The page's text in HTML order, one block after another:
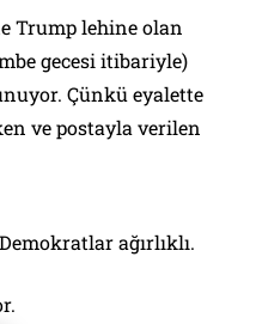
Trump lehine olan
gecesi itibariyle)
Çünkü eyalette
ve postayla verilen
ağırlıklı.